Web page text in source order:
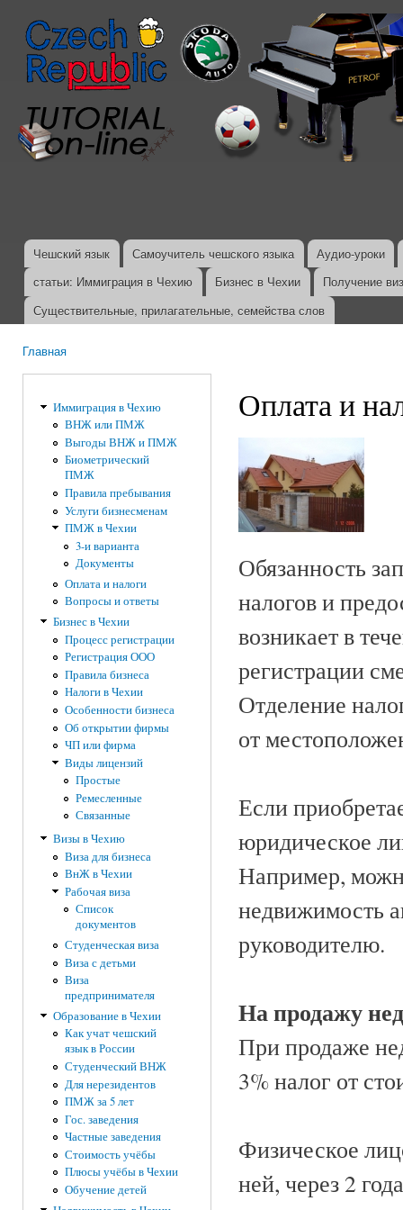
Главное меню
Чешский язык Самоучитель чешского языка
Аудио-уроки
статьи: Иммиграция в Чехию
Бизнес в Чехии
Получение
Существительные, прилагательные, семейства слов
Главная
Иммиграция в Чехию
ВНЖ или ПМЖ
Выгоды ВНЖ и ПМЖ
Биометрический
ПМЖ
Правила пребывания
Услуги бизнесменам
ПМЖ в Чехии
3-и варианта
Документы
Оплата и налоги
Вопросы и ответы
Бизнес в Чехии
Процесс регистрации
Регистрация ООО
Правила бизнеса
Налоги в Чехии
Особенности бизнеса
Об открытии фирмы
ЧП или фирма
Виды лицензий
Простые
Ремесленные
Связанные
Визы в Чехию
Виза для бизнеса
ВнЖ в Чехии
Рабочая виза
Список
документов
Студенческая виза
Виза с детьми
Виза
предпринимателя
Образование в Чехии
Как учат чешский
язык в России
Студенческий ВНЖ
Для нерезидентов
ПМЖ за 5 лет
Гос. заведения
Частные заведения
Стоимость учёбы
Плюсы учёбы в Чехии
Обучение детей
Оплата и
Обязанность
налогов и
возникает в
регистрации
Отделение
от
Если
юридическое
Например,
недвижимость
руководителю.
На продажу
При продаже
3% налог от
Физическое
ней, через 2